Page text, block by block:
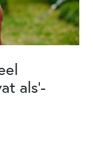
als’-